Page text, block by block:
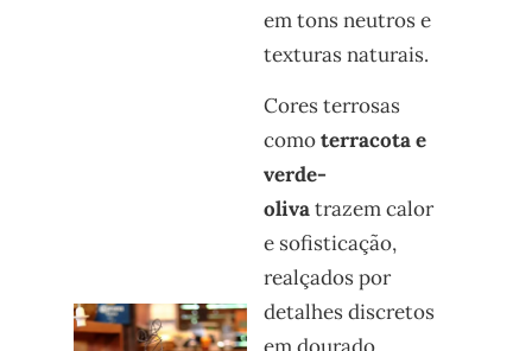
em tons neutros e
texturas naturais.
Cores terrosas
comoterracota e
verde-
olivatrazem calor
e sofisticação,
realçados por
detalhes discretos